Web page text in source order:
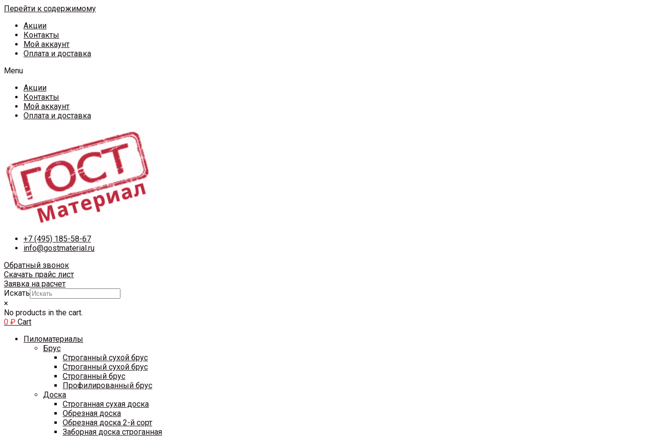
Перейти к содержимому
Акции
Контакты
Мой аккаунт
Оплата и доставка
Menu
Акции
Контакты
Мой аккаунт
Оплата и доставка
+7 (495) 185-58-67
info@gostmaterial.ru
Обратный звонок
Скачать прайс лист
Заявка на расчет
Искать
×
No products in the cart.
0 ₽ Cart
Пиломатериалы
Брус
Строганный сухой брус
Строганный сухой брус
Строганный брус
Профилированный брус
Доска
Строганная сухая доска
Обрезная доска
Обрезная доска 2-й сорт
Заборная доска строганная